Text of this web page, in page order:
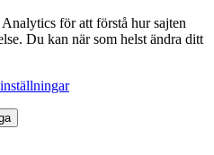
för att förstå hur sajten
Du kan när som helst ändra ditt